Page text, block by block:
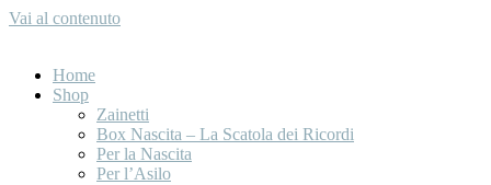
Vai al contenuto
Home
Shop
Zainetti
Box Nascita – La Scatola dei Ricordi
Per la Nascita
Per l’Asilo